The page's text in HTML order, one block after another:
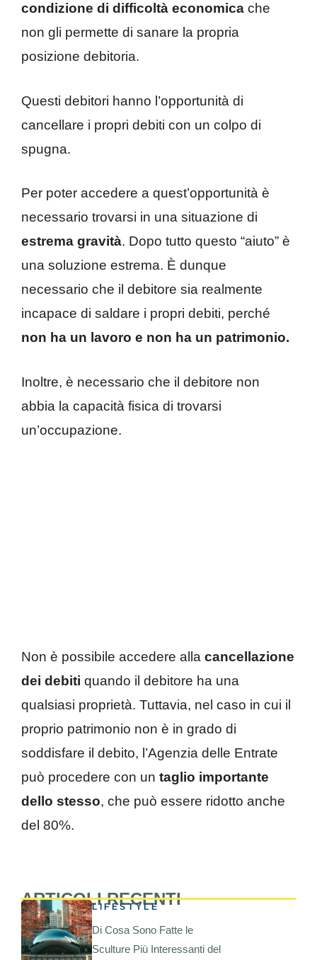
condizione di difficoltà economica che
non gli permette di sanare la propria
posizione debitoria.
Questi debitori hanno l’opportunità di
cancellare i propri debiti con un colpo di
spugna.
Per poter accedere a quest’opportunità è
necessario trovarsi in una situazione di
estrema gravità. Dopo tutto questo “aiuto” è
una soluzione estrema. È dunque
necessario che il debitore sia realmente
incapace di saldare i propri debiti, perché
non ha un lavoro e non ha un patrimonio.
Inoltre, è necessario che il debitore non
abbia la capacità fisica di trovarsi
un’occupazione.
Non è possibile accedere alla cancellazione
dei debiti quando il debitore ha una
qualsiasi proprietà. Tuttavia, nel caso in cui il
proprio patrimonio non è in grado di
soddisfare il debito, l’Agenzia delle Entrate
può procedere con un taglio importante
dello stesso, che può essere ridotto anche
del 80%.
ARTICOLI RECENTI
LIFESTYLE
Di Cosa Sono Fatte le
Sculture Più Interessanti del